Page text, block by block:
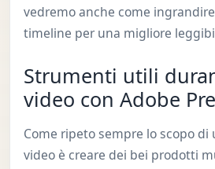
vedremo anche come
timeline per una migliore
Strumenti utili
video con Adobe
Come ripeto sempre lo scopo
video è creare dei bei prodotti